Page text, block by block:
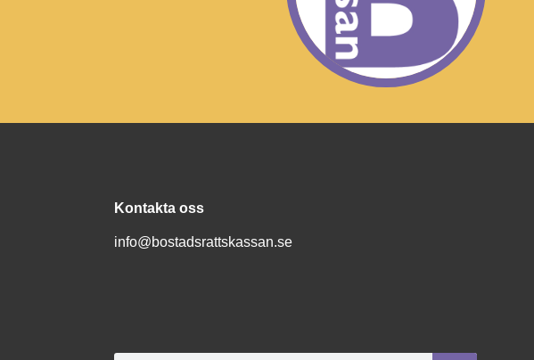
Kontakta oss
info@bostadsrattskassan.se